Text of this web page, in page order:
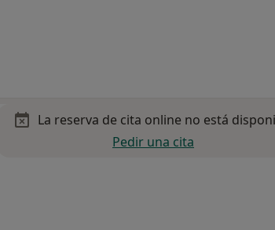
La reserva de cita online no está
Pedir una cita